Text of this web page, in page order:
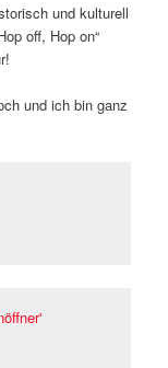
und kulturell
off, Hop on“
und ich bin ganz